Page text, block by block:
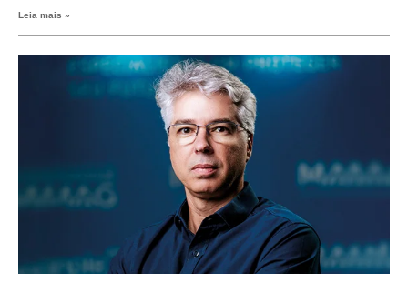
Leia mais »